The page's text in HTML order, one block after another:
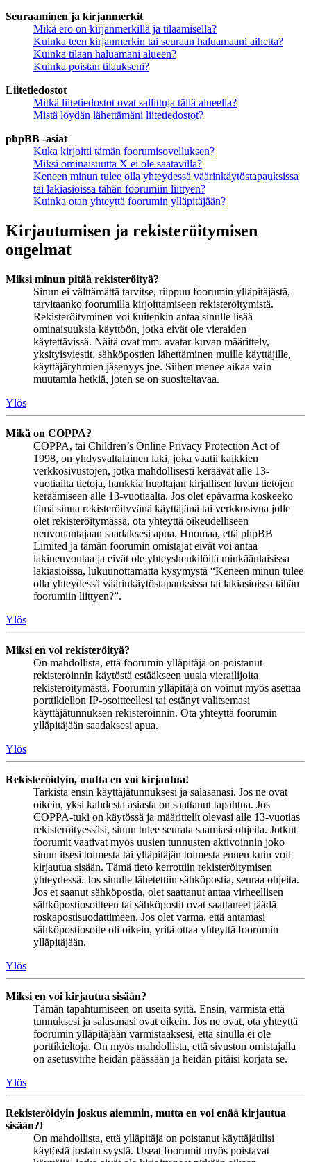
Seuraaminen ja kirjanmerkit
Mikä ero on kirjanmerkillä ja tilaamisella?
Kuinka teen kirjanmerkin tai seuraan haluamaani aihetta?
Kuinka tilaan haluamani alueen?
Kuinka poistan tilaukseni?
Liitetiedostot
Mitkä liitetiedostot ovat sallittuja tällä alueella?
Mistä löydän lähettämäni liitetiedostot?
phpBB -asiat
Kuka kirjoitti tämän foorumisovelluksen?
Miksi ominaisuutta X ei ole saatavilla?
Keneen minun tulee olla yhteydessä väärinkäytöstapauksissa
tai lakiasioissa tähän foorumiin liittyen?
Kuinka otan yhteyttä foorumin ylläpitäjään?
Kirjautumisen ja rekisteröitymisen
ongelmat
Miksi minun pitää rekisteröityä?
Sinun ei välttämättä tarvitse, riippuu foorumin ylläpitäjästä,
tarvitaanko foorumilla kirjoittamiseen rekisteröitymistä.
Rekisteröityminen voi kuitenkin antaa sinulle lisää
ominaisuuksia käyttöön, jotka eivät ole vieraiden
käytettävissä. Näitä ovat mm. avatar-kuvan määrittely,
yksityisviestit, sähköpostien lähettäminen muille käyttäjille,
käyttäjäryhmien jäsenyys jne. Siihen menee aikaa vain
muutamia hetkiä, joten se on suositeltavaa.
Ylös
Mikä on COPPA?
COPPA, tai Children’s Online Privacy Protection Act of
1998, on yhdysvaltalainen laki, joka vaatii kaikkien
verkkosivustojen, jotka mahdollisesti keräävät alle 13-
vuotiailta tietoja, hankkia huoltajan kirjallisen luvan tietojen
keräämiseen alle 13-vuotiaalta. Jos olet epävarma koskeeko
tämä sinua rekisteröityvänä käyttäjänä tai verkkosivua jolle
olet rekisteröitymässä, ota yhteyttä oikeudelliseen
neuvonantajaan saadaksesi apua. Huomaa, että phpBB
Limited ja tämän foorumin omistajat eivät voi antaa
lakineuvontaa ja eivät ole yhteyshenkilöitä minkäänlaisissa
lakiasioissa, lukuunottamatta kysymystä “Keneen minun tulee
olla yhteydessä väärinkäytöstapauksissa tai lakiasioissa tähän
foorumiin liittyen?”.
Ylös
Miksi en voi rekisteröityä?
On mahdollista, että foorumin ylläpitäjä on poistanut
rekisteröinnin käytöstä estääkseen uusia vierailijoita
rekisteröitymästä. Foorumin ylläpitäjä on voinut myös asettaa
porttikiellon IP-osoitteellesi tai estänyt valitsemasi
käyttäjätunnuksen rekisteröinnin. Ota yhteyttä foorumin
ylläpitäjään saadaksesi apua.
Ylös
Rekisteröidyin, mutta en voi kirjautua!
Tarkista ensin käyttäjätunnuksesi ja salasanasi. Jos ne ovat
oikein, yksi kahdesta asiasta on saattanut tapahtua. Jos
COPPA-tuki on käytössä ja määrittelit olevasi alle 13-vuotias
rekisteröityessäsi, sinun tulee seurata saamiasi ohjeita. Jotkut
foorumit vaativat myös uusien tunnusten aktivoinnin joko
sinun itsesi toimesta tai ylläpitäjän toimesta ennen kuin voit
kirjautua sisään. Tämä tieto kerrottiin rekisteröitymisen
yhteydessä. Jos sinulle lähetettiin sähköpostia, seuraa ohjeita.
Jos et saanut sähköpostia, olet saattanut antaa virheellisen
sähköpostiosoitteen tai sähköpostit ovat saattaneet jäädä
roskapostisuodattimeen. Jos olet varma, että antamasi
sähköpostiosoite oli oikein, yritä ottaa yhteyttä foorumin
ylläpitäjään.
Ylös
Miksi en voi kirjautua sisään?
Tämän tapahtumiseen on useita syitä. Ensin, varmista että
tunnuksesi ja salasanasi ovat oikein. Jos ne ovat, ota yhteyttä
foorumin ylläpitäjään varmistaaksesi, että sinulla ei ole
porttikieltoja. On myös mahdollista, että sivuston omistajalla
on asetusvirhe heidän päässään ja heidän pitäisi korjata se.
Ylös
Rekisteröidyin joskus aiemmin, mutta en voi enää kirjautua
sisään?!
On mahdollista, että ylläpitäjä on poistanut käyttäjätilisi
käytöstä jostain syystä. Useat foorumit myös poistavat